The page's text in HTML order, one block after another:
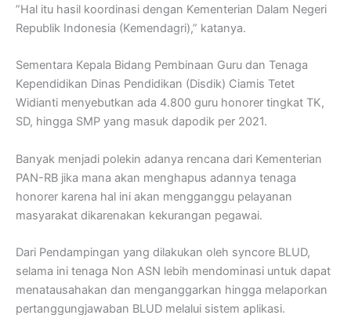
”Hal itu hasil koordinasi dengan Kementerian Dalam Negeri
Republik Indonesia (Kemendagri),” katanya.
Sementara Kepala Bidang Pembinaan Guru dan Tenaga
Kependidikan Dinas Pendidikan (Disdik) Ciamis Tetet
Widianti menyebutkan ada 4.800 guru honorer tingkat TK,
SD, hingga SMP yang masuk dapodik per 2021.
Banyak menjadi polekin adanya rencana dari Kementerian
PAN-RB jika mana akan menghapus adannya tenaga
honorer karena hal ini akan mengganggu pelayanan
masyarakat dikarenakan kekurangan pegawai.
Dari Pendampingan yang dilakukan oleh syncore BLUD,
selama ini tenaga Non ASN lebih mendominasi untuk dapat
menatausahakan dan menganggarkan hingga melaporkan
pertanggungjawaban BLUD melalui sistem aplikasi.